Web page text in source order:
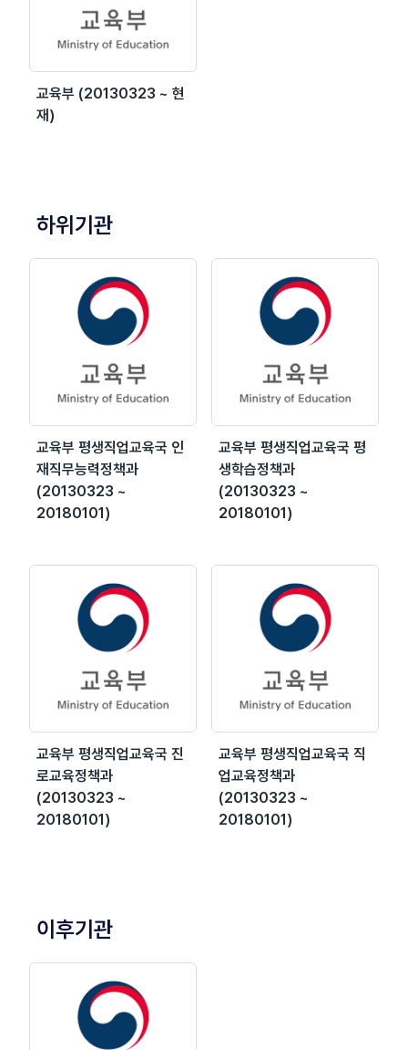
교육부 (20130323 ~ 현
재)
하위기관
교육부 평생직업교육국 인
재직무능력정책과
(20130323 ~
20180101)
교육부 평생직업교육국 평
생학습정책과
(20130323 ~
20180101)
교육부 평생직업교육국 진
로교육정책과
(20130323 ~
20180101)
교육부 평생직업교육국 직
업교육정책과
(20130323 ~
20180101)
이후기관